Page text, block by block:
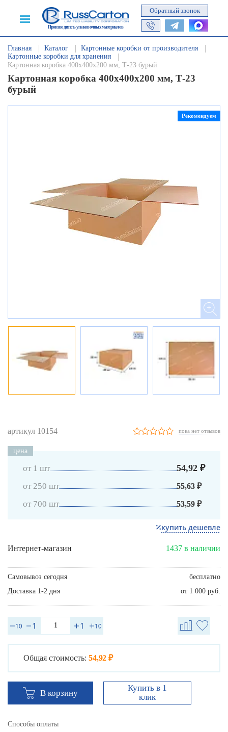
Производитель упаковочных материалов
Обратный звонок
Главная Каталог
Картонные коробки от производителя
Картонные коробки для хранения
Картонная коробка 400х400х200 мм, Т-23 бурый
Картонная коробка 400х400х200 мм, Т-23
бурый
Рекомендуем
артикул 10154 пока нет отзывов
цена
от 1 шт 54,92 ₽
от 250 шт 55,63 ₽
от 700 шт 53,59 ₽
купить дешевле
Интернет-магазин 1437 в наличии
Самовывоз сегодня
бесплатно
Доставка 1-2 дня
от 1 000 руб.
Общая стоимость: 54,92 ₽
В корзину
Купить в 1
клик
Способы оплаты